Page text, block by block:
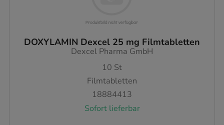
DOXYLAMIN Dexcel 25 mg Filmtabletten
Dexcel Pharma GmbH
10 St
Filmtabletten
18884413
Sofort lieferbar